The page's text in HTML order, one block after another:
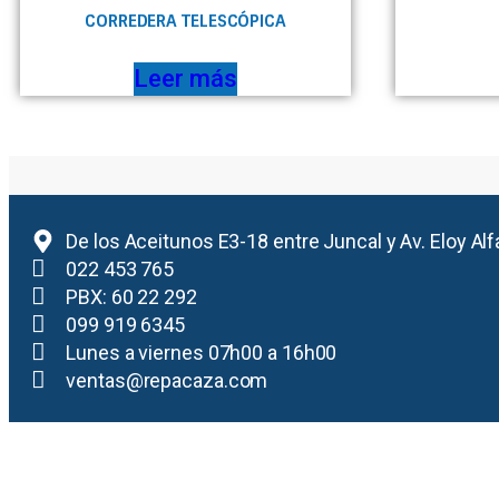
CORREDERA TELESCÓPICA
Leer más
De los Aceitunos E3-18 entre Juncal y Av. Eloy
022 453 765
PBX: 60 22 292
099 919 6345
Lunes a viernes 07h00 a 16h00
ventas@repacaza.com